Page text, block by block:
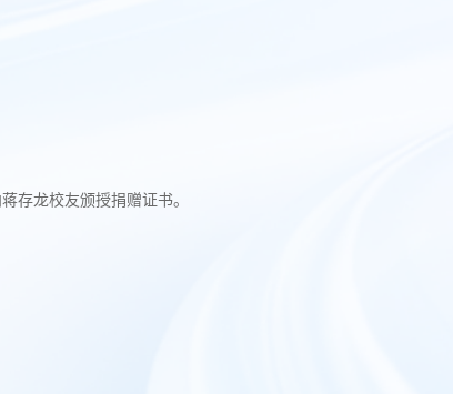
存龙校友颁授捐赠证书。